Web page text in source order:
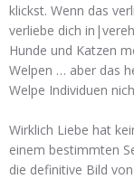
klickst. Wenn das
verliebe dich
Hunde und Katzen
Welpen … aber das
Welpe Individuen
Wirklich Liebe hat
einem bestimmten
die definitive Bild